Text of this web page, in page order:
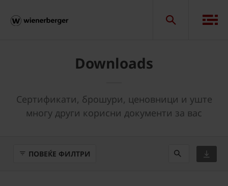
Downloads
Сертификати, брошури, ценовници и уште
многу други корисни документи за вас
ПОВЕЌЕ ФИЛТРИ